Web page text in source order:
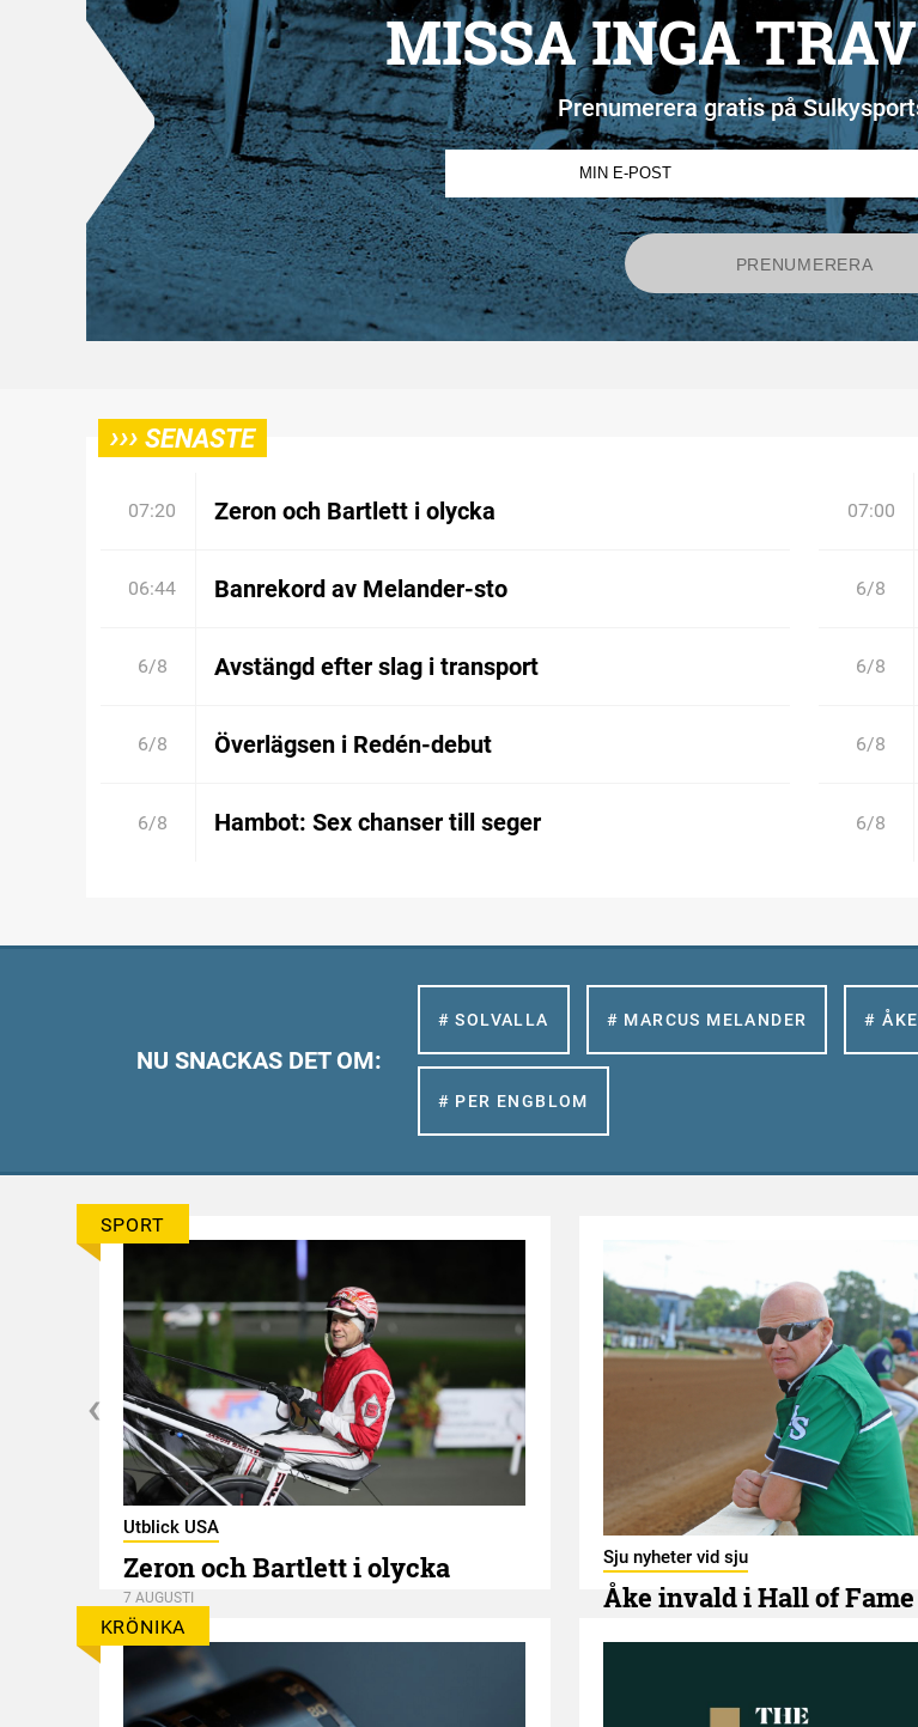
MISSA INGA
Prenumerera gratis på
››› SENASTE
07:20 Zeron och Bartlett i olycka 07:00
06:44 Banrekord av Melander-sto 6/8
6/8 Avstängd efter slag i transport 6/8
6/8 Överlägsen i Redén-debut 6/8
6/8 Hambot: Sex chanser till seger 6/8
NU SNACKAS DET OM:
# SOLVALLA # MARCUS MELANDER #
# PER ENGBLOM
SPORT
Utblick USA
Zeron och Bartlett i olycka
7 AUGUSTI
Sju nyheter vid sju
Åke invald i Hall of Fame
KRÖNIKA